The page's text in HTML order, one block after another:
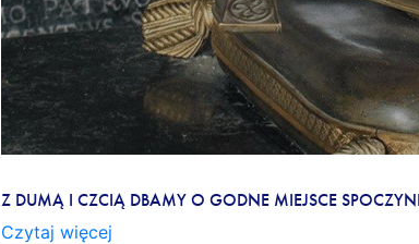
Z DUMĄ I CZCIĄ DBAMY O GODNE MIEJSCE
Czytaj więcej